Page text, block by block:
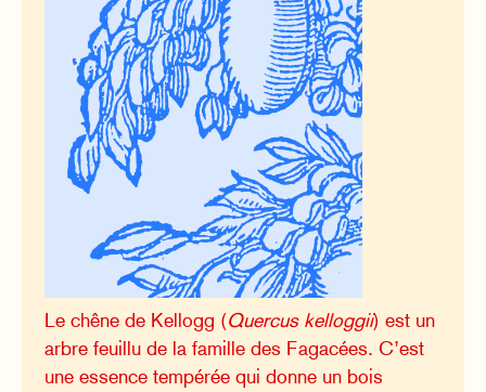
Le chêne de Kellogg (Quercus kelloggii) est un
arbre feuillu de la famille des Fagacées. C’est
une essence tempérée qui donne un bois